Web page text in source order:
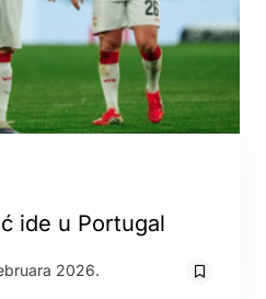
ide u Portugal
2026.